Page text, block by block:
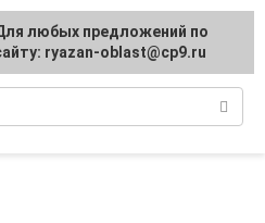
любых предложений по
ryazan-oblast@cp9.ru